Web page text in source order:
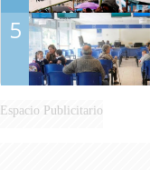
5
Espacio Publicitario